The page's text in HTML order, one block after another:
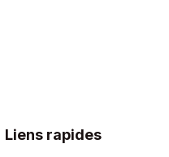
Liens rapides